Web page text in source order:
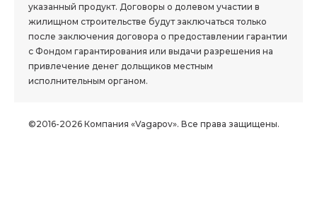
указанный продукт. Договоры о долевом участии в
жилищном строительстве будут заключаться только
после заключения договора о предоставлении гарантии
с Фондом гарантирования или выдачи разрешения на
привлечение денег дольщиков местным
исполнительным органом.
©2016-2026 Компания «Vagapov». Все права защищены.